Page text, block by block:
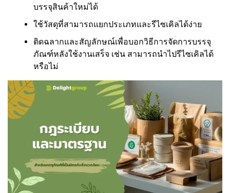
บรรจุสินค้าใหม่ได้
ใช้วัสดุที่สามารถแยกประเภทและรีไซเคิลได้ง่าย
ติดฉลากและสัญลักษณ์เพื่อบอกวิธีการจัดการบรรจุ
ภัณฑ์หลังใช้งานเสร็จ เช่น สามารถนำไปรีไซเคิลได้
หรือไม่